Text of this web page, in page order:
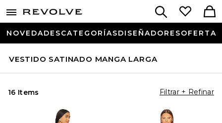
NOVEDADESCATEGORÍASDISEÑADORESOFERTA
VESTIDO SATINADO MANGA LARGA
16 Items Filtrar + Refinar